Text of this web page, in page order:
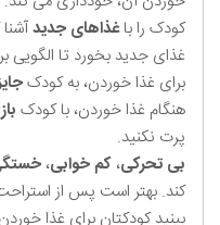
کودک را باغذاهای جدید
غذای جدید بخورد تا الگویی
برای غذا خوردن، به کودک
هنگام غذا خوردن، با کودک
پرت نکنید.
بی تحرکی، کم خوابی،
کند. بهتر است پس از
بينيد كودكتان براي غذا